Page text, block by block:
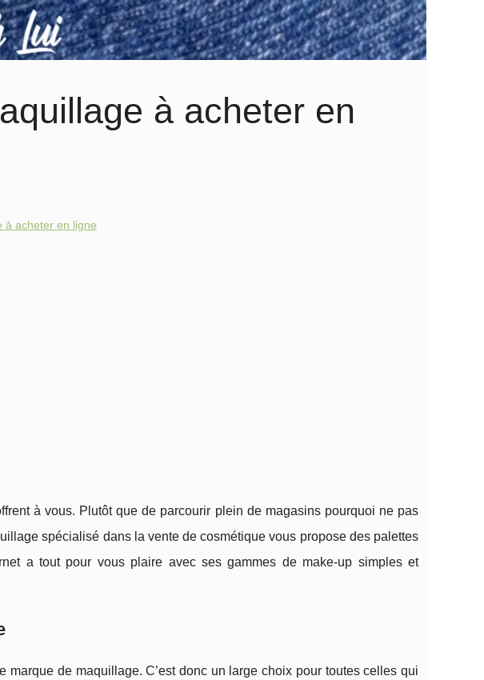
à acheter en
à acheter en ligne
à vous. Plutôt que de parcourir plein de magasins pourquoi ne pas
spécialisé dans la vente de cosmétique vous propose des palettes
a tout pour vous plaire avec ses gammes de make-up simples et
marque de maquillage. C’est donc un large choix pour toutes celles qui